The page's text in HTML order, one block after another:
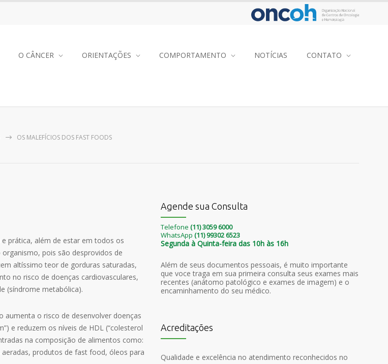
O CÂNCER ORIENTAÇÕES COMPORTAMENTO NOTÍCIAS CONTATO
OS MALEFÍCIOS DOS FAST FOODS
prática, além de estar em todos os
pois são desprovidos de
altíssimo teor de gorduras saturadas,
no risco de doenças cardiovasculares,
(síndrome metabólica).
aumenta o risco de desenvolver doenças
e reduzem os níveis de HDL (“colesterol
na composição de alimentos como:
produtos de fast food, óleos para
Agende sua Consulta
Telefone (11) 3059 6000
WhatsApp (11) 99302 6523
Segunda à Quinta-feira das 10h às 16h
Além de seus documentos pessoais, é muito importante
que voce traga em sua primeira consulta seus exames mais
recentes (anátomo patológico e exames de imagem) e o
encaminhamento do seu médico.
Acreditações
Qualidade e excelência no atendimento reconhecidos no